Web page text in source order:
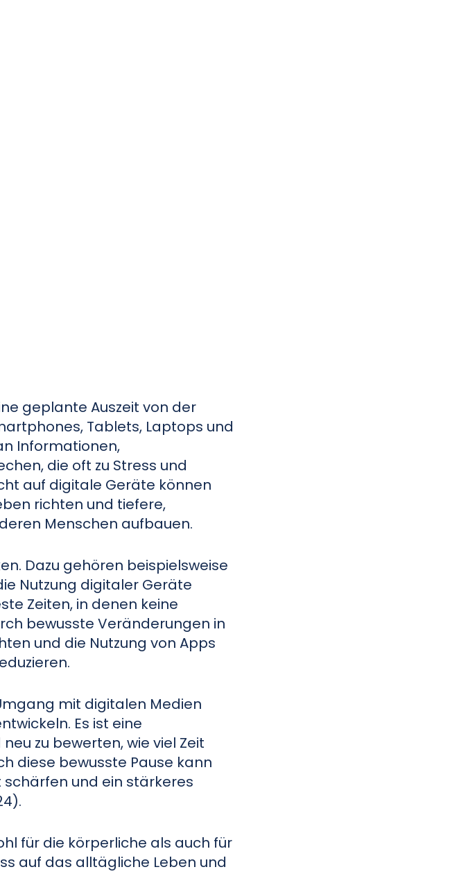
geplante Auszeit von der
Tablets, Laptops und
Informationen,
die oft zu Stress und
auf digitale Geräte können
richten und tiefere,
Menschen aufbauen.
Dazu gehören beispielsweise
Nutzung digitaler Geräte
Zeiten, in denen keine
bewusste Veränderungen in
und die Nutzung von Apps
mit digitalen Medien
Es ist eine
zu bewerten, wie viel Zeit
diese bewusste Pause kann
und ein stärkeres
für die körperliche als auch für
auf das alltägliche Leben und